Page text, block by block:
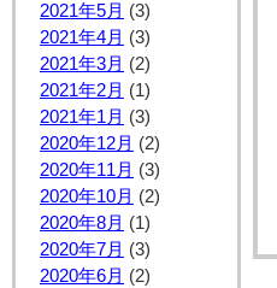
2021年5月 (3)
2021年4月 (3)
2021年3月 (2)
2021年2月 (1)
2021年1月 (3)
2020年12月 (2)
2020年11月 (3)
2020年10月 (2)
2020年8月 (1)
2020年7月 (3)
2020年6月 (2)